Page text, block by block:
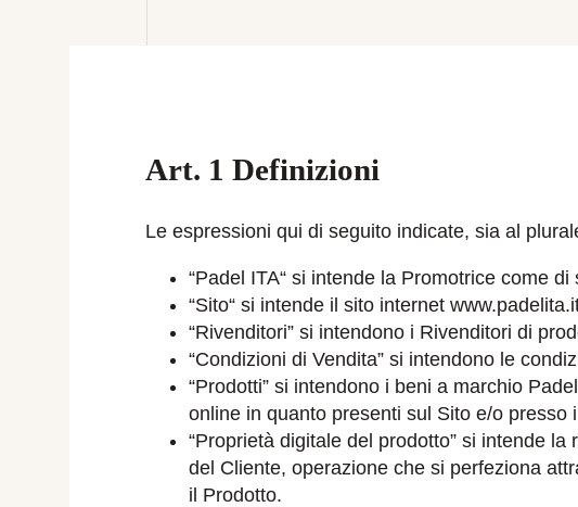
Art. 1 Definizioni
Le espressioni qui di seguito indicate, sia al
“Padel ITA“ si intende la Promotrice come di
“Sito“ si intende il sito internet
“Rivenditori” si intendono i Rivenditori di
“Condizioni di Vendita” si intendono le
“Prodotti” si intendono i beni a marchio
online in quanto presenti sul Sito e/o presso
“Proprietà digitale del prodotto” si intende
del Cliente, operazione che si perfeziona
il Prodotto.